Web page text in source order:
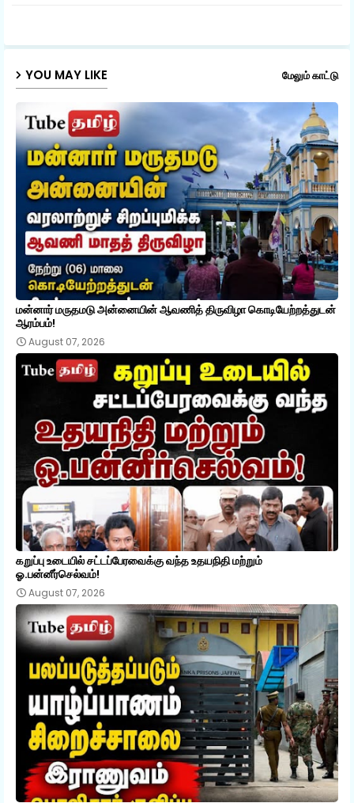
p
YOU MAY LIKE மேலும் காட்டு
மன்னார் மருதமடு அன்னையின் ஆவணித் திருவிழா கொடியேற்றத்துடன்
ஆரம்பம்!
August 07, 2026
கறுப்பு உடையில் சட்டப்பேரவைக்கு வந்த உதயநிதி மற்றும்
ஓ.பன்னீர்செல்வம்!
August 07, 2026